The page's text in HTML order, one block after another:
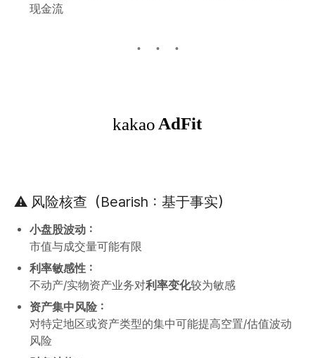
现金流
⚠️ 风险核查（Bearish：基于事实）
小盘股波动：
市值与成交量可能有限
利率敏感性：
不动产/实物资产业务对利率变化较为敏感
资产集中风险：
对特定地区或资产类型的集中可能提高空置/估值波动
风险